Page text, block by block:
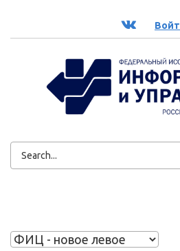
ВК
ФОРМА